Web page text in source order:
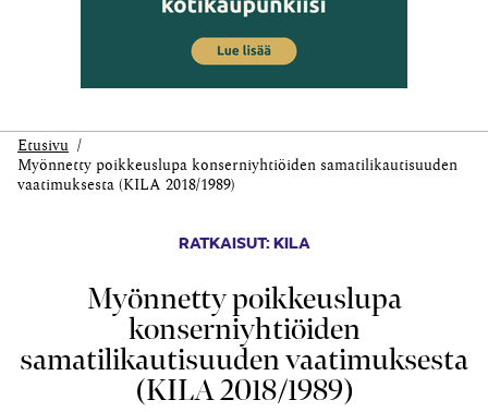
Etusivu
Myönnetty poikkeuslupa konserniyhtiöiden samatilikautisuuden
vaatimuksesta (KILA 2018/1989)
RATKAISUT: KILA
Myönnetty poikkeuslupa
konserniyhtiöiden
samatilikautisuuden vaatimuksesta
(KILA 2018/1989)